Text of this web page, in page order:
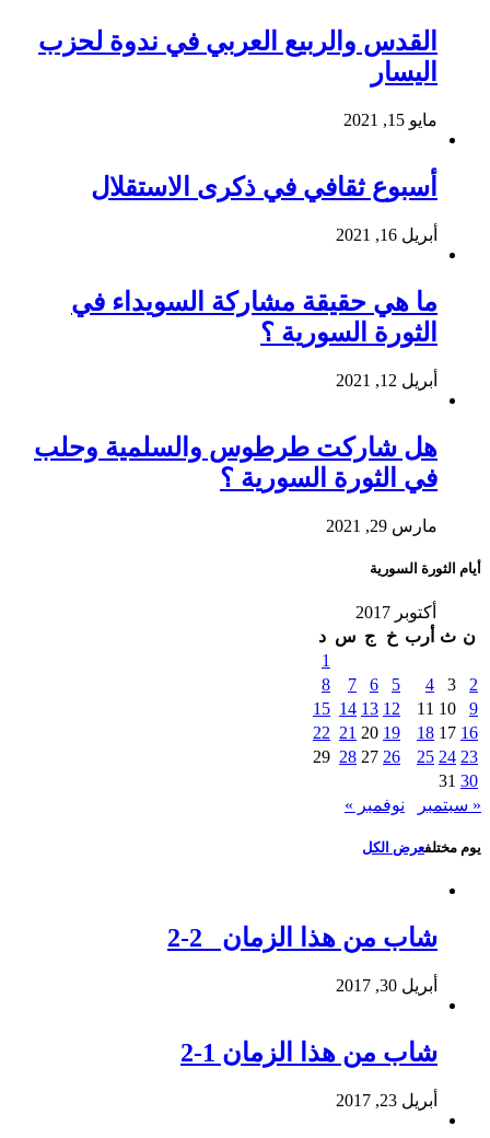
القدس والربيع العربي في ندوة لحزب
اليسار
مايو 15, 2021
أسبوع ثقافي في ذكرى الاستقلال
أبريل 16, 2021
ما هي حقيقة مشاركة السويداء في
الثورة السورية ؟
أبريل 12, 2021
هل شاركت طرطوس والسلمية وحلب
في الثورة السورية ؟
مارس 29, 2021
أيام الثورة السورية
أكتوبر 2017
ن ث أرب خ ج س د
1
2
3
4
5
6
7
8
9
10
11
12
13
14
15
16
17
18
19
20
21
22
23
24
25
26
27
28
29
30
31
« سبتمبر
نوفمبر »
يوم مختلفعرض الكل
شاب من هذا الزمان 2-2
أبريل 30, 2017
شاب من هذا الزمان 1-2
أبريل 23, 2017